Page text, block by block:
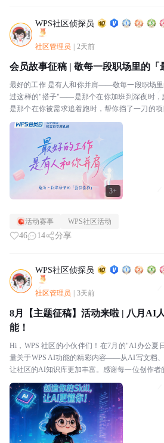
WPS社区侦探员
社区管理员 2天前
3+
会员故事征稿 | 敬每一段职场里的「
最好的工作 是有人和你并肩——敬每一段职场里
过这样的"搭子"——是那个在你加班到深夜时，
是那个在你被需求追着跑时，帮你挡了一刀的项
有个公式错了，顺手帮你改好的邻桌；还是那个
活动赛事 WPS社区活动
46 14 分享
WPS社区侦探员
社区管理员 3天前
8月【主题征稿】活动来啦 | 八月AI
能！
Hi，WPS 社区的小伙伴们！在7月的"AI办公夏
量关于WPS AI功能的精彩内容——从AI写文档
让社区的AI知识库更加丰富。感谢每一位创作者
题扩展到更广阔的AI世界！...